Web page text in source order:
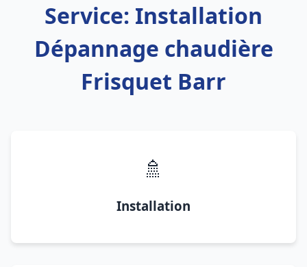
Service: Installation
Dépannage chaudière
Frisquet Barr
🚿
Installation